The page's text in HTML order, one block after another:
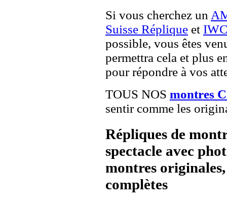
Si vous cherchez un
Suisse Réplique et
possible, vous êtes
permettra cela et plus
pour répondre à vos
TOUS NOS montres
sentir comme les
Répliques de
spectacle avec
montres
complètes